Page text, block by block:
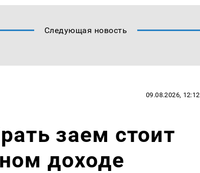
Следующая новость
09.08.2026, 12:12
заем стоит
доходе